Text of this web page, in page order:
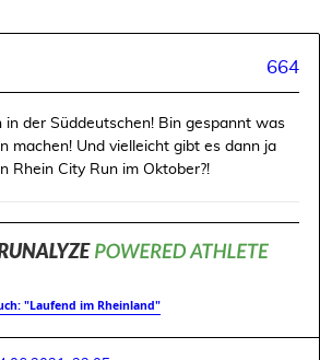
664
in der Süddeutschen! Bin gespannt was
machen! Und vielleicht gibt es dann ja
Rhein City Run im Oktober?!
"Laufend im Rheinland"